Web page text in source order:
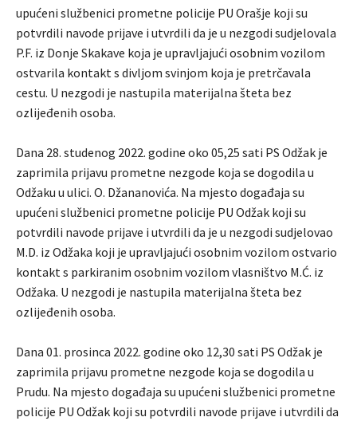
upućeni službenici prometne policije PU Orašje koji su
potvrdili navode prijave i utvrdili da je u nezgodi sudjelovala
P.F. iz Donje Skakave koja je upravljajući osobnim vozilom
ostvarila kontakt s divljom svinjom koja je pretrčavala
cestu. U nezgodi je nastupila materijalna šteta bez
ozlijeđenih osoba.
Dana 28. studenog 2022. godine oko 05,25 sati PS Odžak je
zaprimila prijavu prometne nezgode koja se dogodila u
Odžaku u ulici. O. Džananovića. Na mjesto događaja su
upućeni službenici prometne policije PU Odžak koji su
potvrdili navode prijave i utvrdili da je u nezgodi sudjelovao
M.D. iz Odžaka koji je upravljajući osobnim vozilom ostvario
kontakt s parkiranim osobnim vozilom vlasništvo M.Ć. iz
Odžaka. U nezgodi je nastupila materijalna šteta bez
ozlijeđenih osoba.
Dana 01. prosinca 2022. godine oko 12,30 sati PS Odžak je
zaprimila prijavu prometne nezgode koja se dogodila u
Prudu. Na mjesto događaja su upućeni službenici prometne
policije PU Odžak koji su potvrdili navode prijave i utvrdili da